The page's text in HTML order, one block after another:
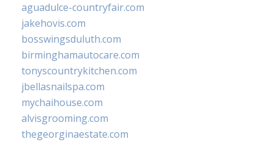
aguadulce-countryfair.com
jakehovis.com
bosswingsduluth.com
birminghamautocare.com
tonyscountrykitchen.com
jbellasnailspa.com
mychaihouse.com
alvisgrooming.com
thegeorginaestate.com